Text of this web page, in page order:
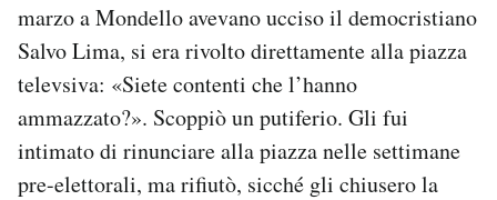
marzo a Mondello avevano ucciso il democristiano
Salvo Lima, si era rivolto direttamente alla piazza
televsiva: «Siete contenti che l’hanno
ammazzato?». Scoppiò un putiferio. Gli fui
intimato di rinunciare alla piazza nelle settimane
pre-elettorali, ma rifiutò, sicché gli chiusero la